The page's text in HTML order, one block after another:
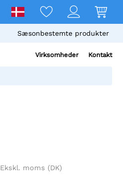
Sæsonbestemte produkter
Virksomheder Kontakt
Ekskl. moms (DK)